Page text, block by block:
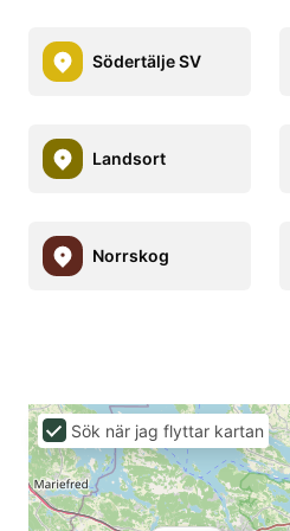
Södertälje SV
Landsort
Norrskog
Sök när jag flyttar kartan